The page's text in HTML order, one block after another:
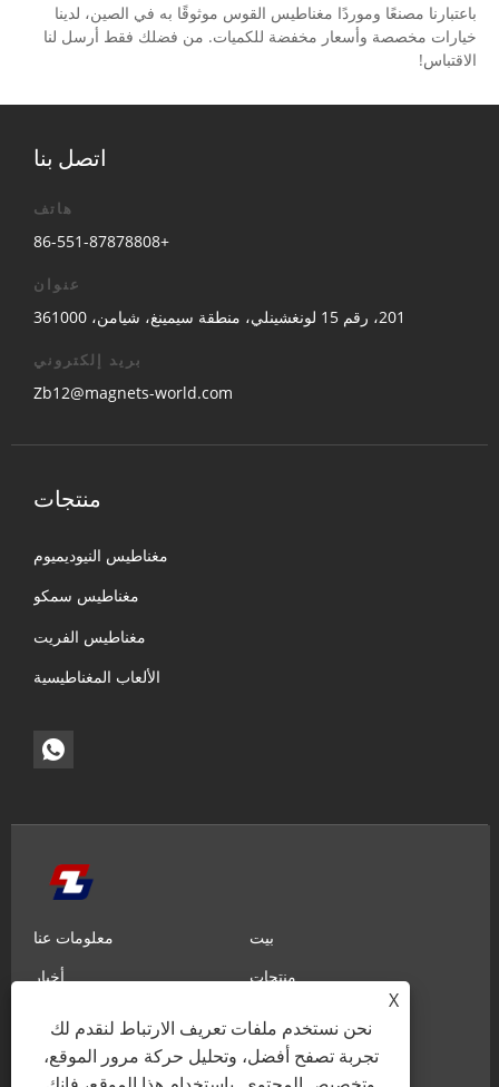
باعتبارنا مصنعًا وموردًا مغناطيس القوس موثوقًا به في الصين، لدينا
خيارات مخصصة وأسعار مخفضة للكميات. من فضلك فقط أرسل لنا
الاقتباس!
اتصل بنا
هاتف
+86-551-87878808
عنوان
201، رقم 15 لونغشينلي، منطقة سيمينغ، شيامن، 361000
بريد إلكتروني
Zb12@magnets-world.com
منتجات
مغناطيس النيوديميوم
مغناطيس سمكو
مغناطيس الفريت
الألعاب المغناطيسية
بيت
معلومات عنا
منتجات
أخبار
معرفة
إرسال الاستفسار
اتصل بنا
X
نحن نستخدم ملفات تعريف الارتباط لنقدم لك
تجربة تصفح أفضل، وتحليل حركة مرور الموقع،